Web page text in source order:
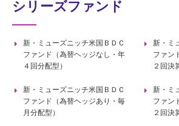
シリーズファンド
新・ミューズニッチ米国ＢＤＣ
ファンド（為替ヘッジなし・年
４回分配型）
新・ミ
ファン
２回決
新・ミューズニッチ米国ＢＤＣ
ファンド（為替ヘッジあり・毎
月分配型）
新・ミ
ファン
２回決